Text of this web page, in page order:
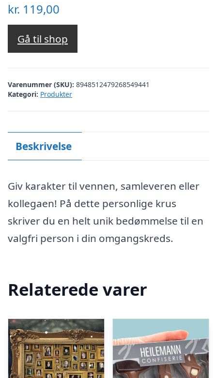
kr. 119,00
Gå til shop
Varenummer (SKU): 8948512479268549441
Kategori: Produkter
Beskrivelse
Giv karakter til vennen, samleveren eller
kollegaen! På dette personlige krus
skriver du en helt unik bedømmelse til en
valgfri person i din omgangskreds.
Relaterede varer